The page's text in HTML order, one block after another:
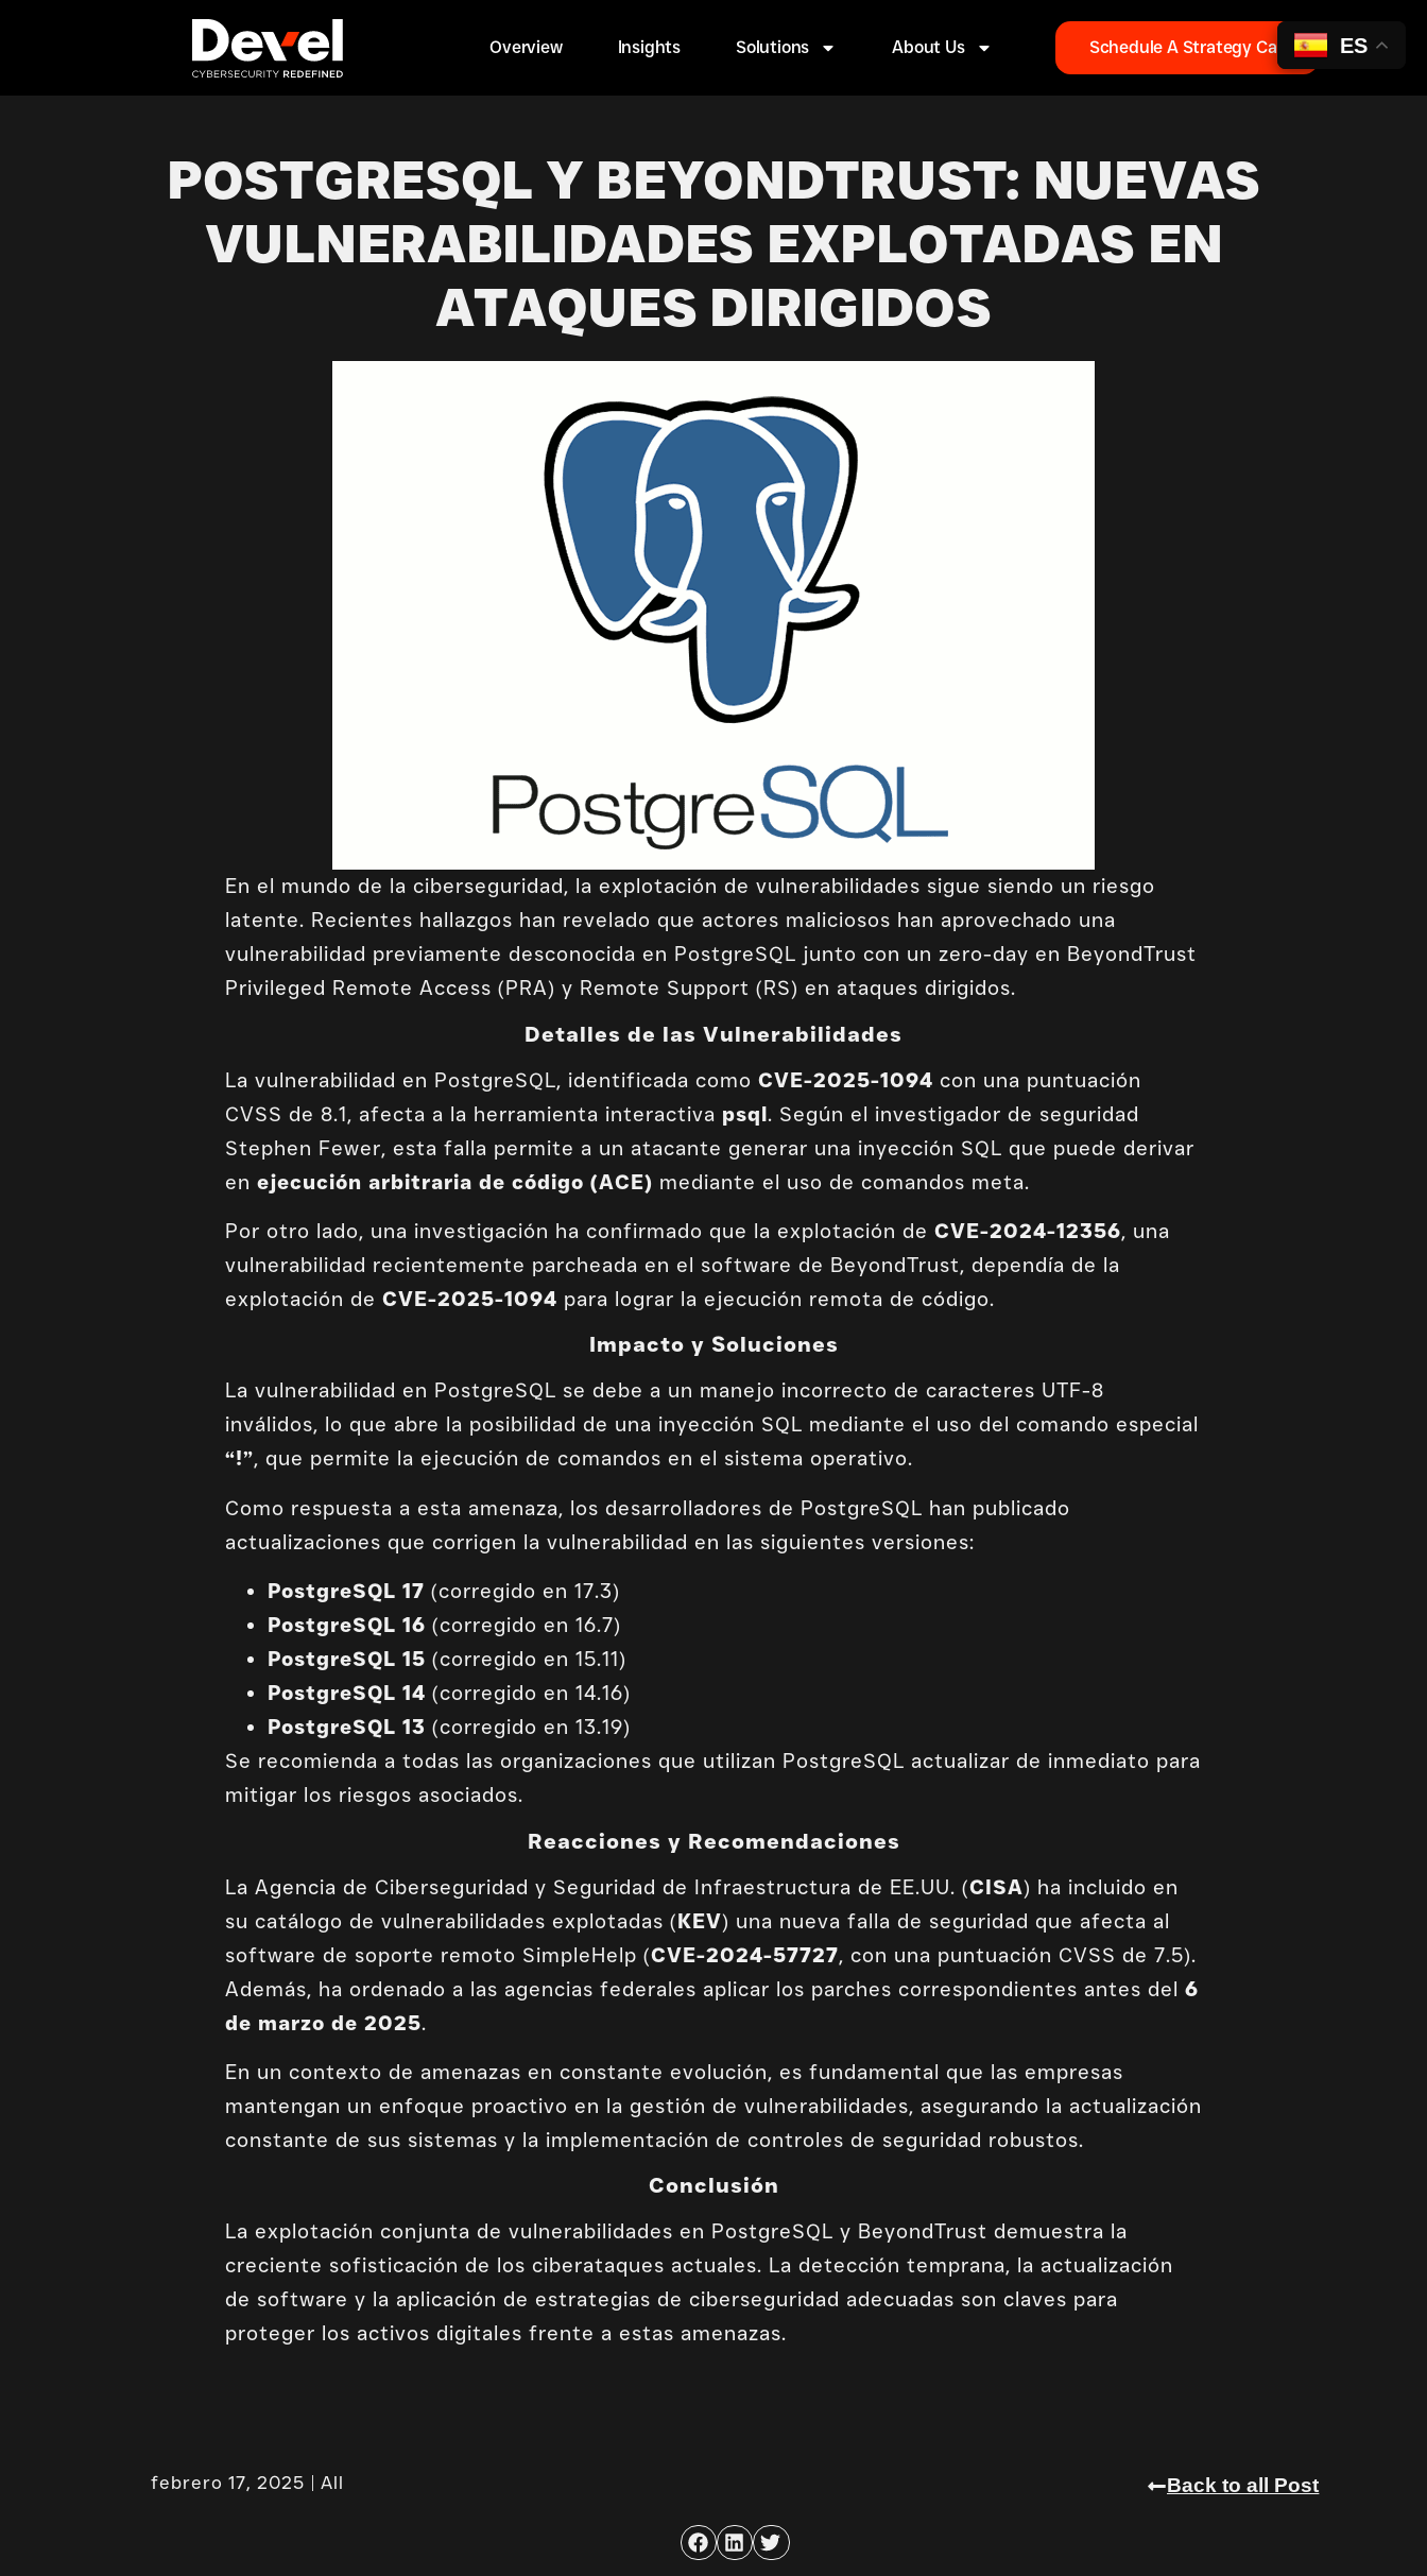
Overview Insights Solutions About Us Schedule A Strategy Call
POSTGRESQL Y BEYONDTRUST: NUEVAS
VULNERABILIDADES EXPLOTADAS EN
ATAQUES DIRIGIDOS
En el mundo de la ciberseguridad, la explotación de vulnerabilidades sigue siendo un riesgo
latente. Recientes hallazgos han revelado que actores maliciosos han aprovechado una
vulnerabilidad previamente desconocida en PostgreSQL junto con un zero-day en BeyondTrust
Privileged Remote Access (PRA) y Remote Support (RS) en ataques dirigidos.
Detalles de las Vulnerabilidades
La vulnerabilidad en PostgreSQL, identificada como CVE-2025-1094 con una puntuación
CVSS de 8.1, afecta a la herramienta interactiva psql. Según el investigador de seguridad
Stephen Fewer, esta falla permite a un atacante generar una inyección SQL que puede derivar
en ejecución arbitraria de código (ACE) mediante el uso de comandos meta.
Por otro lado, una investigación ha confirmado que la explotación de CVE-2024-12356, una
vulnerabilidad recientemente parcheada en el software de BeyondTrust, dependía de la
explotación de CVE-2025-1094 para lograr la ejecución remota de código.
Impacto y Soluciones
La vulnerabilidad en PostgreSQL se debe a un manejo incorrecto de caracteres UTF-8
inválidos, lo que abre la posibilidad de una inyección SQL mediante el uso del comando especial
“!”, que permite la ejecución de comandos en el sistema operativo.
Como respuesta a esta amenaza, los desarrolladores de PostgreSQL han publicado
actualizaciones que corrigen la vulnerabilidad en las siguientes versiones:
PostgreSQL 17 (corregido en 17.3)
PostgreSQL 16 (corregido en 16.7)
PostgreSQL 15 (corregido en 15.11)
PostgreSQL 14 (corregido en 14.16)
PostgreSQL 13 (corregido en 13.19)
Se recomienda a todas las organizaciones que utilizan PostgreSQL actualizar de inmediato para
mitigar los riesgos asociados.
Reacciones y Recomendaciones
La Agencia de Ciberseguridad y Seguridad de Infraestructura de EE.UU. (CISA) ha incluido en
su catálogo de vulnerabilidades explotadas (KEV) una nueva falla de seguridad que afecta al
software de soporte remoto SimpleHelp (CVE-2024-57727, con una puntuación CVSS de 7.5).
Además, ha ordenado a las agencias federales aplicar los parches correspondientes antes del 6
de marzo de 2025.
En un contexto de amenazas en constante evolución, es fundamental que las empresas
mantengan un enfoque proactivo en la gestión de vulnerabilidades, asegurando la actualización
constante de sus sistemas y la implementación de controles de seguridad robustos.
Conclusión
La explotación conjunta de vulnerabilidades en PostgreSQL y BeyondTrust demuestra la
creciente sofisticación de los ciberataques actuales. La detección temprana, la actualización
de software y la aplicación de estrategias de ciberseguridad adecuadas son claves para
proteger los activos digitales frente a estas amenazas.
febrero 17, 2025 All Back to all Post
ES